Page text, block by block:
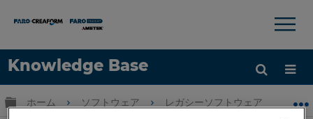
Knowledge Base
言語
×
グローバル階層を展開/折りたたむ
ホーム ソフトウェア レガシーソフトウェア レ